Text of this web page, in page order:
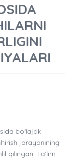
bo‘lajak
jarayonining
qilingan. Ta’lim